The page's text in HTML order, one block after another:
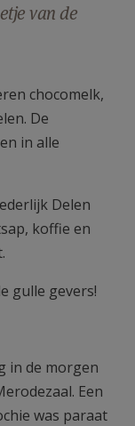
van de
chocomelk,
De
in alle
Delen
koffie en
gulle gevers!
in de morgen
Een
was paraat